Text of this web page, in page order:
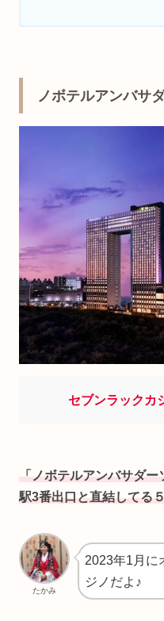
ノボテルアンバサ
セブンラックカ
「ノボテルアンバサダー
駅3番出口と直結してる
たかみ
2023年1月に
ジノだよ♪